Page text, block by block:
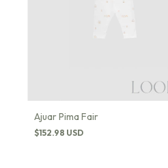
Ajuar Pima Fair
$152.98 USD